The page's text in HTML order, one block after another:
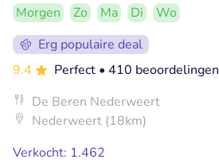
Morgen Zo Ma Di
Wo
Erg populaire deal
9.4
Perfect • 410 beoordelingen
De Beren Nederweert
Nederweert (18km)
Verkocht: 1.462